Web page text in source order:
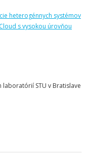
heterogénnych systémov
s vysokou úrovňou
laboratórií STU v Bratislave